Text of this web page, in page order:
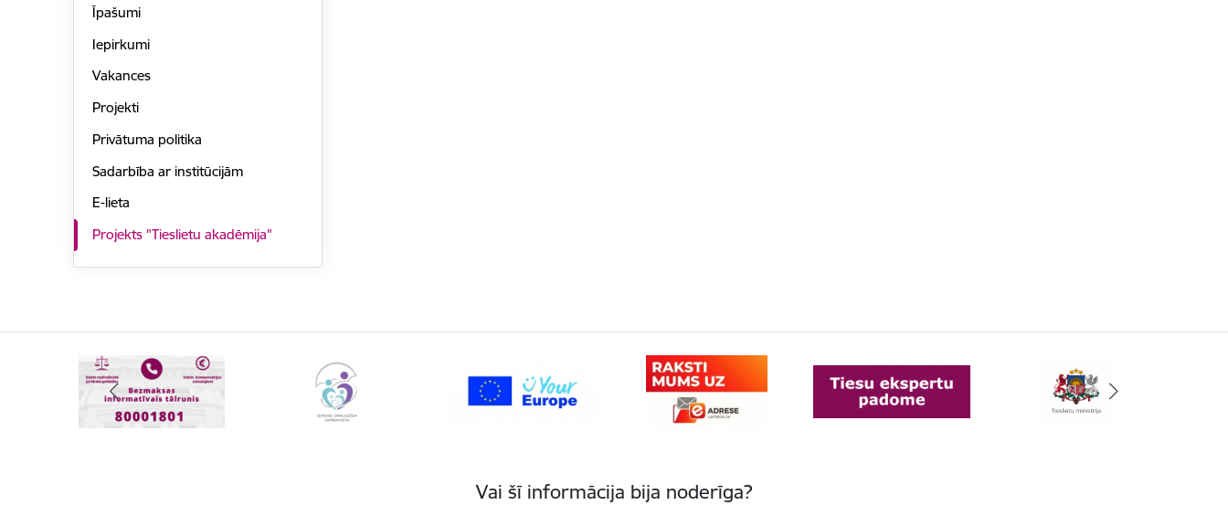
Īpašumi
Iepirkumi
Vakances
Projekti
Privātuma politika
Sadarbība ar institūcijām
E-lieta
Projekts "Tieslietu akadēmija"
Vai šī informācija bija noderīga?